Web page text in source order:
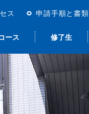
ス 申請手順と書類
ース 修了生